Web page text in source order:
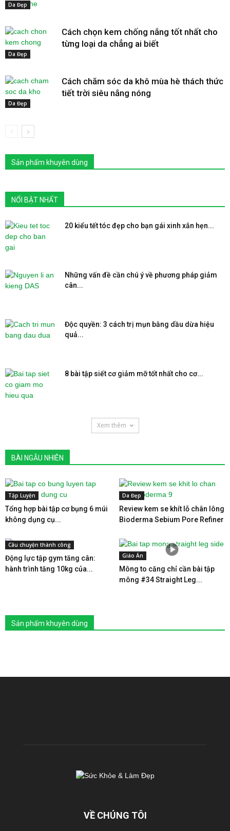
Da Đẹp
Da Đẹp
Cách chọn kem chống nắng tốt nhất cho
từng loại da chẳng ai biết
Da Đẹp
Cách chăm sóc da khô mùa hè thách thức
tiết trời siêu nắng nóng
Sản phẩm khuyên dùng
NỔI BẬT NHẤT
20 kiểu tết tóc đẹp cho bạn gái xinh xắn hẹn...
Những vấn đề cần chú ý về phương pháp giảm
cân...
Độc quyền: 3 cách trị mụn bằng dầu dừa hiệu
quả...
8 bài tập siết cơ giảm mỡ tốt nhất cho cơ...
Xem thêm
BÀI NGẪU NHIÊN
Tập Luyện
Tổng hợp bài tập cơ bụng 6 múi
không dụng cụ...
Da Đẹp
Review kem se khít lỗ chân lông
Bioderma Sebium Pore Refiner
Câu chuyện thành công
Động lực tập gym tăng cân:
hành trình tăng 10kg của...
Giáo Án
Mông to căng chỉ cần bài tập
mông #34 Straight Leg...
Sản phẩm khuyên dùng
VỀ CHÚNG TÔI